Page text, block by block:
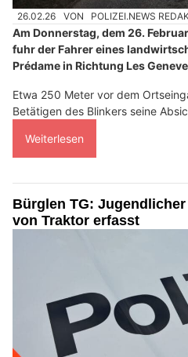
26.02.26 VON POLIZEI.NEWS
Am Donnerstag, dem 26.
fuhr der Fahrer eines
Prédame in Richtung Les
Etwa 250 Meter vor dem
Betätigen des Blinkers seine
Weiterlesen
Bürglen TG:
von Traktor erfasst